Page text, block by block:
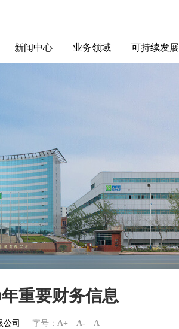
新闻中心 业务领域 可持续发展
重要财务信息
公司 字号： A+ A- A